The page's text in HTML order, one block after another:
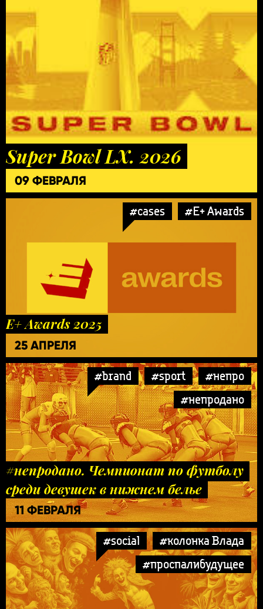
Super Bowl LX. 2026
09 ФЕВРАЛЯ
#cases #E+ Awards
E+ Awards 2025
25 АПРЕЛЯ
#brand #sport
#непро
#непродано
#непродано. Чемпионат по футболу
среди девушек в нижнем белье
11 ФЕВРАЛЯ
#social
#колонка Влада
#проспалибудущее